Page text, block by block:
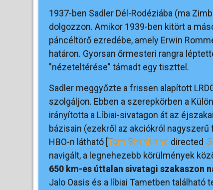
1937-ben Sadler Dél-Rodéziába (ma
dolgozzon. Amikor 1939-ben kitört a
páncéltörő ezredébe, amely Erwin
határon. Gyorsan őrmesteri rangra
"nézeteltérése" támadt egy tiszttel.
Sadler meggyőzte a frissen alapított
szolgáljon. Ebben a szerepkörben a
irányította a Líbiai-sivatagon át az
bázisain (ezekről az akciókról
HBO-n látható [Tom Shankland directed
navigált, a legnehezebb körülmények
650 km-es úttalan sivatagi szakaszon
Jalo Oasis és a líbiai Tametben